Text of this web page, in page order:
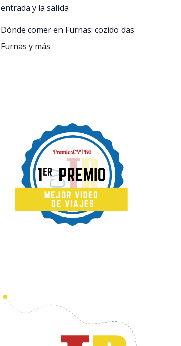
entrada y la salida
Dónde comer en Furnas: cozido das
Furnas y más